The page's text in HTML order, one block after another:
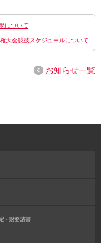
について
大会競技スケジュールについて
お知らせ一覧
・財務諸書